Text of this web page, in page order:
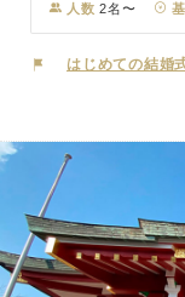
な社殿は重要文化財
片道30分の移動にて
ます。ご利用人数に
人数 2名〜
はじめての結婚